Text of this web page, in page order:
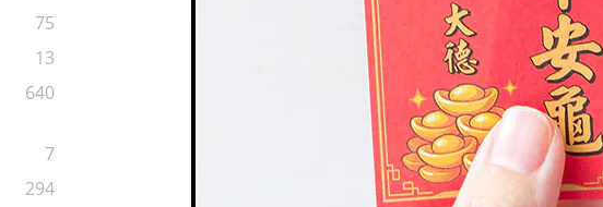
75
13
640
7
294